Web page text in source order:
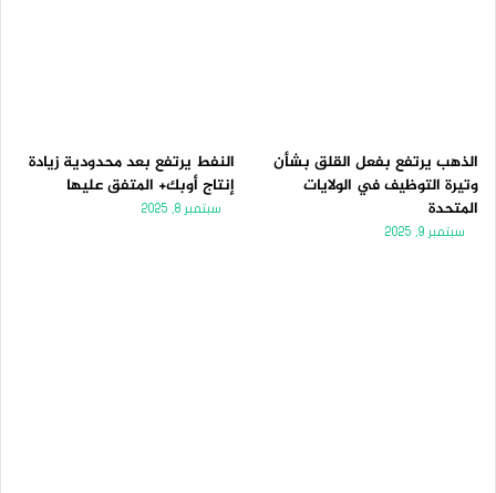
الذهب يرتفع بفعل القلق بشأن
وتيرة التوظيف في الولايات
المتحدة
سبتمبر 9, 2025
النفط يرتفع بعد محدودية زيادة
إنتاج أوبك+ المتفق عليها
سبتمبر 8, 2025